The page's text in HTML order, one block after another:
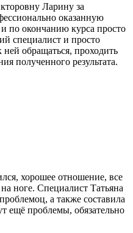
Ларину за
оказанную
по окончанию курса просто
специалист и просто
ней обращаться, проходить
полученного результата.
хорошее отношение, все
ноге. Специалист Татьяна
а также составила
ещё проблемы, обязательно